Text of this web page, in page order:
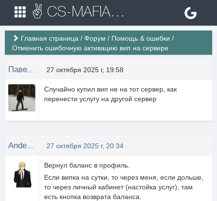
✌ CS-MAFIA.RU ✌ Игровые сервера Counter Strike 1.6
Главная страница / Форум / Помощь & ошибки /
Отменить ошибочную активацию вип на сервере
Павел Кравченко 27 октября 2025 г, 19:58
Случайно купил вип не на тот сервер, как
перенести услугу на другой сервер
27 октября 2025 г, 20:34
Вернул баланс в профиль.
Если випка на сутки, то через меня, если дольше,
то через личный кабинет (настойка услуг), там
есть кнопка возврата баланса.